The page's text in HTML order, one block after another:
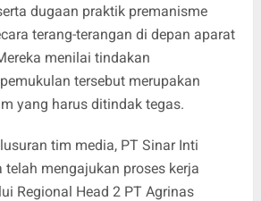
dugaan praktik premanisme
terang-terangan di depan aparat
menilai tindakan
tersebut merupakan
yang harus ditindak tegas.
tim media, PT Sinar Inti
mengajukan proses kerja
Regional Head 2 PT Agrinas